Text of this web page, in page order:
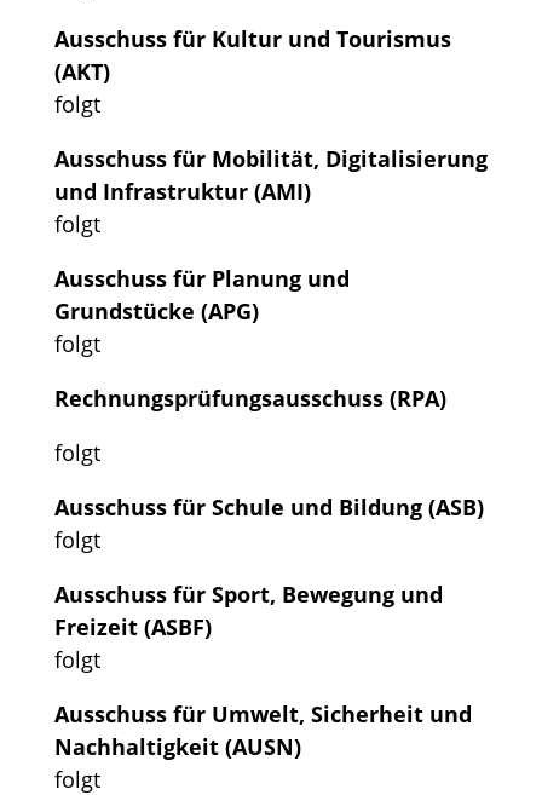
Ausschuss für Kultur und Tourismus
(AKT)
folgt
Ausschuss für Mobilität, Digitalisierung
und Infrastruktur (AMI)
folgt
Ausschuss für Planung und
Grundstücke (APG)
folgt
Rechnungsprüfungsausschuss (RPA)
folgt
Ausschuss für Schule und Bildung (ASB)
folgt
Ausschuss für Sport, Bewegung und
Freizeit (ASBF)
folgt
Ausschuss für Umwelt, Sicherheit und
Nachhaltigkeit (AUSN)
folgt